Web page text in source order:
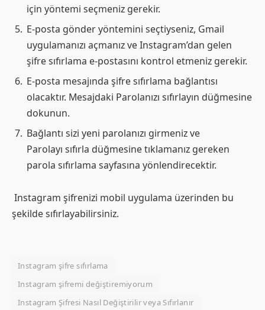
için yöntemi seçmeniz gerekir.
E-posta gönder yöntemini seçtiyseniz, Gmail
uygulamanızı açmanız ve Instagram’dan gelen
şifre sıfırlama e-postasını kontrol etmeniz gerekir.
E-posta mesajında ​​şifre sıfırlama bağlantısı
olacaktır. Mesajdaki Parolanızı sıfırlayın düğmesine
dokunun.
Bağlantı sizi yeni parolanızı girmeniz ve
Parolayı sıfırla düğmesine tıklamanız gereken
parola sıfırlama sayfasına yönlendirecektir.
Instagram şifrenizi mobil uygulama üzerinden bu
şekilde sıfırlayabilirsiniz.
Instagram şifre sıfırlama
Instagram şifremi değiştiremiyorum
Instagram Şifresi Nasıl Değiştirilir veya Sıfırlanır